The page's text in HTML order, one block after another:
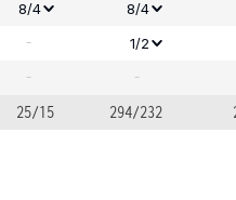
8/4
8/4
-
1/2
-
-
25/15 294/232